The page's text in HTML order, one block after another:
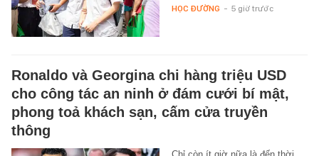
HỌC ĐƯỜNG - 5 giờ trước
Ronaldo và Georgina chi hàng triệu USD
cho công tác an ninh ở đám cưới bí mật,
phong toả khách sạn, cấm cửa truyền
thông